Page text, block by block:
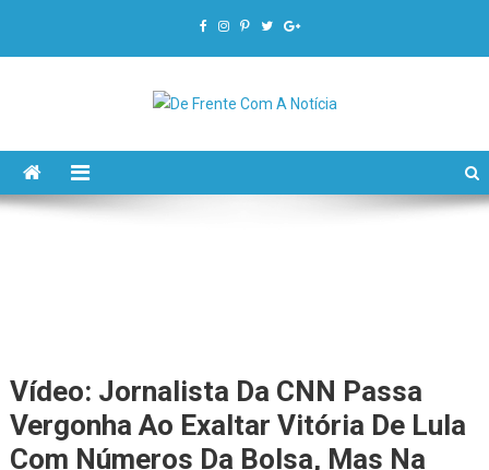
De Frente Com A Notícia
Vídeo: Jornalista Da CNN Passa
Vergonha Ao Exaltar Vitória De Lula
Com Números Da Bolsa, Mas Na